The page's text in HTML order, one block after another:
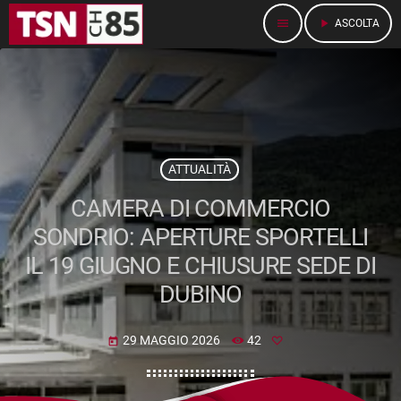
menu play_arrow ASCOLTA
ATTUALITÀ
CAMERA DI COMMERCIO
SONDRIO: APERTURE SPORTELLI
IL 19 GIUGNO E CHIUSURE SEDE DI
DUBINO
today 29 MAGGIO 2026 42